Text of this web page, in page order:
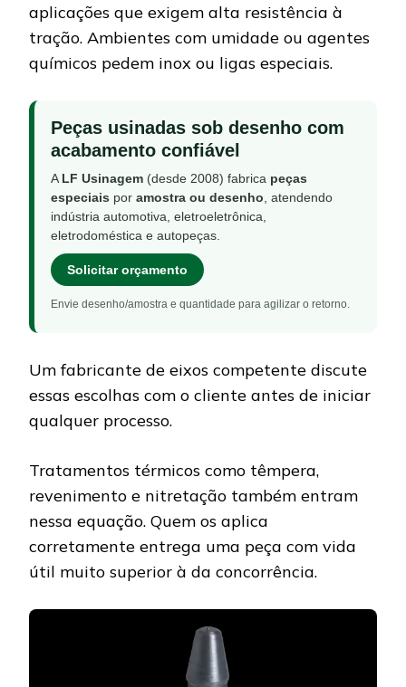
aplicações que exigem alta resistência à
tração. Ambientes com umidade ou agentes
químicos pedem inox ou ligas especiais.
Peças usinadas sob desenho com
acabamento confiável
A LF Usinagem (desde 2008) fabrica peças
especiais por amostra ou desenho , atendendo
indústria automotiva, eletroeletrônica,
eletrodoméstica e autopeças.
Solicitar orçamento
Envie desenho/amostra e quantidade para agilizar o retorno.
Um fabricante de eixos competente discute
essas escolhas com o cliente antes de iniciar
qualquer processo.
Tratamentos térmicos como têmpera,
revenimento e nitretação também entram
nessa equação. Quem os aplica
corretamente entrega uma peça com vida
útil muito superior à da concorrência.